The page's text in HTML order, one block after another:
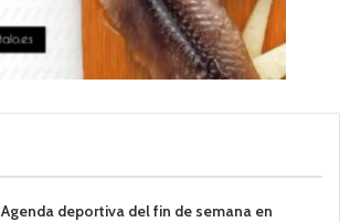
Agenda deportiva del fin de semana en